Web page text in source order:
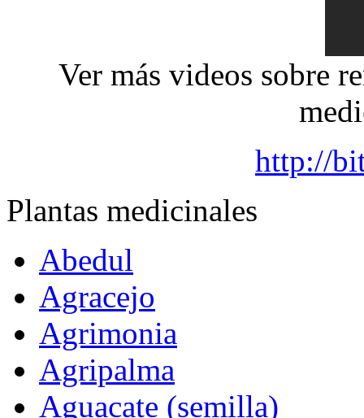
Ver más videos sobre
http://
Plantas medicinales
Abedul
Agracejo
Agrimonia
Agripalma
Aguacate (semilla)